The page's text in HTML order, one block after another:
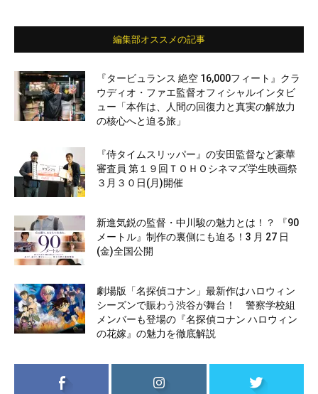
編集部オススメの記事
『タービュランス 絶空 16,000フィート』クラ
ウディオ・ファエ監督オフィシャルインタビ
ュー「本作は、人間の回復力と真実の解放力
の核心へと迫る旅」
『侍タイムスリッパー』の安田監督など豪華
審査員 第１９回ＴＯＨＯシネマズ学生映画祭
３月３０日(月)開催
新進気鋭の監督・中川駿の魅力とは！？ 『90
メートル』制作の裏側にも迫る！3 月 27 日
(金)全国公開
劇場版「名探偵コナン」最新作はハロウィン
シーズンで賑わう渋谷が舞台！ 警察学校組
メンバーも登場の『名探偵コナン ハロウィン
の花嫁』の魅力を徹底解説